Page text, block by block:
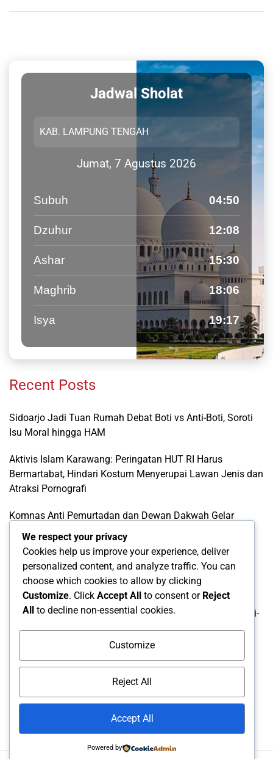
Jadwal Sholat
Jumat, 7 Agustus 2026
Subuh 04:50
Dzuhur 12:08
Ashar 15:30
Maghrib 18:06
Isya 19:17
Recent Posts
Sidoarjo Jadi Tuan Rumah Debat Boti vs Anti-Boti, Soroti
Isu Moral hingga HAM
Aktivis Islam Karawang: Peringatan HUT RI Harus
Bermartabat, Hindari Kostum Menyerupai Lawan Jenis dan
Atraksi Pornografi
Komnas Anti Pemurtadan dan Dewan Dakwah Gelar
Seminar Nasional, Rumuskan Standarisasi Penanganan
Kasus Pemurtadan
Siap Didorong Jadi RUU Nasional, Draft Raperda Anti-
LGBTQ+ Karawang Diterima Ust. Roinul Balad
Wujud Kontribusi Karawang: Cetuskan Draft Raperda Anti-
L68TQ+ Hingga Tingkat Pusat
Categories
Categories
We respect your privacy
Cookies help us improve your experience, deliver
personalized content, and analyze traffic. You can
choose which cookies to allow by clicking
Customize. Click Accept All to consent or Reject
All to decline non-essential cookies.
Customize
Reject All
Accept All
Powered by